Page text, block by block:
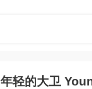
年轻的大卫